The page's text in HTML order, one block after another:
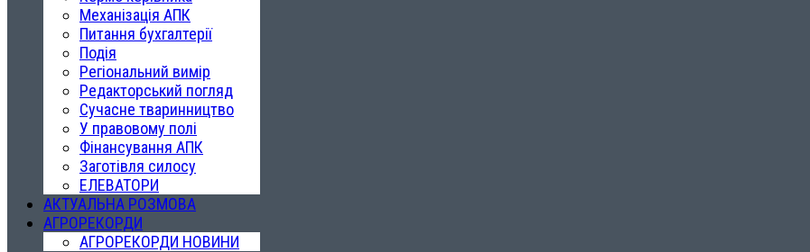
Механізація АПК
Питання бухгалтерії
Подія
Регіональний вимір
Редакторський погляд
Сучасне тваринництво
У правовому полі
Фінансування АПК
Заготівля силосу
ЕЛЕВАТОРИ
АКТУАЛЬНА РОЗМОВА
АГРОРЕКОРДИ
АГРОРЕКОРДИ НОВИНИ